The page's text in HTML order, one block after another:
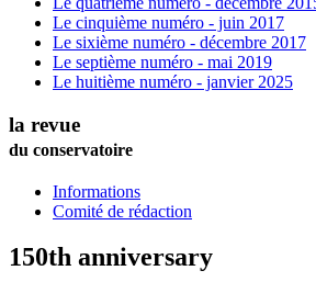
Le cinquième numéro - juin 2017
Le sixième numéro - décembre 2017
Le septième numéro - mai 2019
Le huitième numéro - janvier 2025
la revue
du conservatoire
Informations
Comité de rédaction
150th anniversary